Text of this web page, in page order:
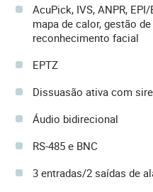
AcuPick, IVS, ANPR,
mapa de calor, gestão
reconhecimento facial
EPTZ
Dissuasão ativa com
Áudio bidirecional
RS-485 e BNC
3 entradas/2 saídas de